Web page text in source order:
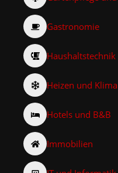
Gastronomie
Haushaltstechnik
Heizen und Klima
Hotels und B&B
Immobilien